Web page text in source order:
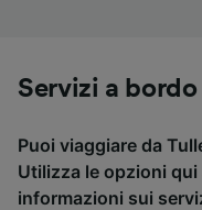
Servizi a bordo
Puoi viaggiare da
Utilizza le opzioni
informazioni sui